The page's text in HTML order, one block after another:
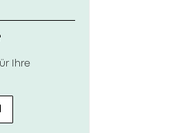
Ihre